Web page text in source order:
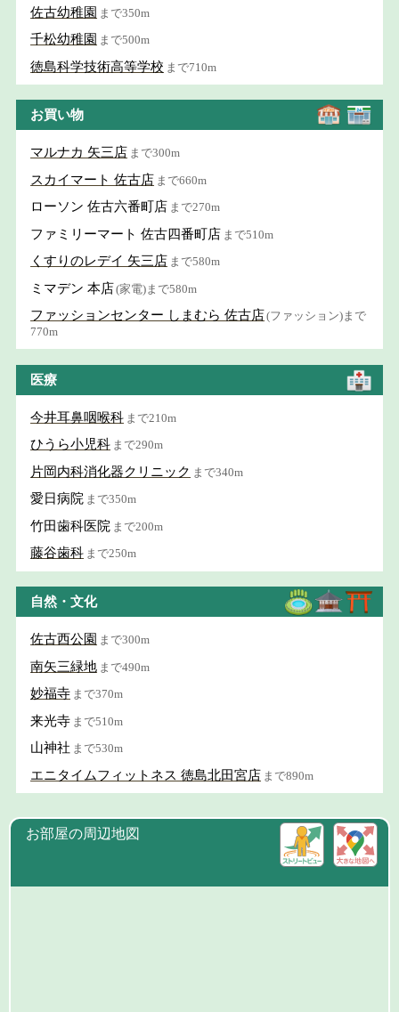
佐古幼稚園 まで350m
千松幼稚園 まで500m
徳島科学技術高等学校 まで710m
お買い物
マルナカ 矢三店 まで300m
スカイマート 佐古店 まで660m
ローソン 佐古六番町店 まで270m
ファミリーマート 佐古四番町店 まで510m
くすりのレデイ 矢三店 まで580m
ミマデン 本店(家電)まで580m
ファッションセンター しまむら 佐古店(ファッション)まで
770m
医療
今井耳鼻咽喉科 まで210m
ひうら小児科 まで290m
片岡内科消化器クリニック まで340m
愛日病院 まで350m
竹田歯科医院 まで200m
藤谷歯科 まで250m
自然・文化
佐古西公園 まで300m
南矢三緑地 まで490m
妙福寺 まで370m
来光寺 まで510m
山神社 まで530m
エニタイムフィットネス 徳島北田宮店 まで890m
お部屋の周辺地図